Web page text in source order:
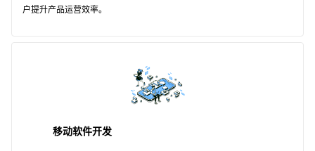
户提升产品运营效率。
移动软件开发